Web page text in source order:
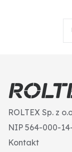
ROLTEX Sp. z
NIP 564-000-
Kontakt